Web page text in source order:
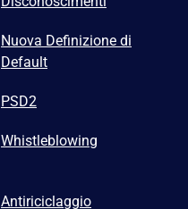
Nuova Definizione di
Default
PSD2
Whistleblowing
Antiriciclaggio